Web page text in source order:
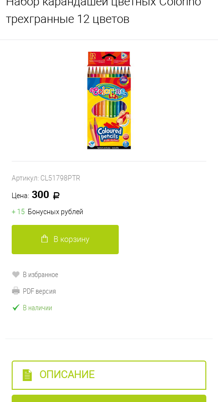
трехгранные 12 цветов
Артикул: CL51798PTR
Цена: 300
+ 15 Бонусных рублей
В корзину
В избранное
PDF версия
В наличии
ОПИСАНИЕ